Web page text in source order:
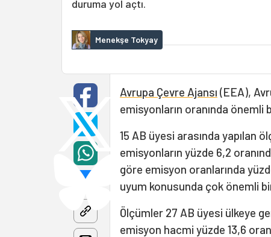
duruma yol açtı.
Menekşe Tokyay
Avrupa Çevre Ajansı (EEA),
emisyonların oranında önemli
15 AB üyesi arasında yapılan
emisyonların yüzde 6,2
göre emisyon oranlarında
uyum konusunda çok önemli bir
Ölçümler 27 AB üyesi ülkeye
emisyon hacmi yüzde 13,6